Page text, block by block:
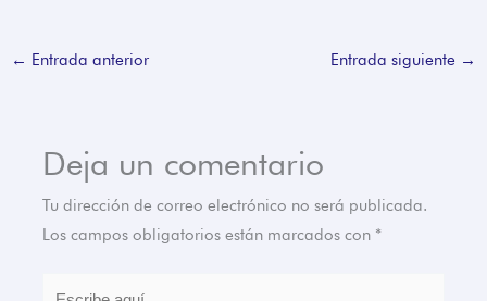
← Entrada anterior Entrada siguiente →
Deja un comentario
Tu dirección de correo electrónico no será publicada.
Los campos obligatorios están marcados con *